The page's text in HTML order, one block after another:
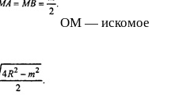
ОМ — искомое